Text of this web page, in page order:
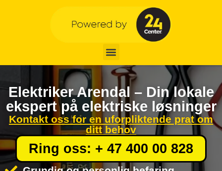
Elektriker Arendal – Din lokale
ekspert på elektriske løsninger
Kontakt oss for en uforpliktende prat om
ditt behov
Ring oss: + 47 400 00 828